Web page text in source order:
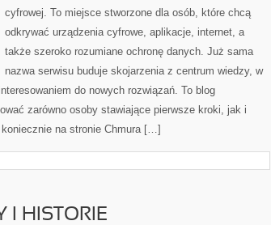
cyfrowej. To miejsce stworzone dla osób, które chcą
odkrywać urządzenia cyfrowe, aplikacje, internet, a
także szeroko rozumiane ochronę danych. Już sama
nazwa serwisu buduje skojarzenia z centrum wiedzy, w
do nowych rozwiązań. To blog
zarówno osoby stawiające pierwsze kroki, jak i
na stronie Chmura […]
I HISTORIE